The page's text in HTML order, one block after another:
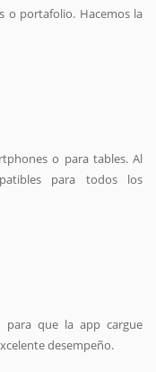
o portafolio. Hacemos la
o para tables. Al
para todos los
para que la app cargue
desempeño.